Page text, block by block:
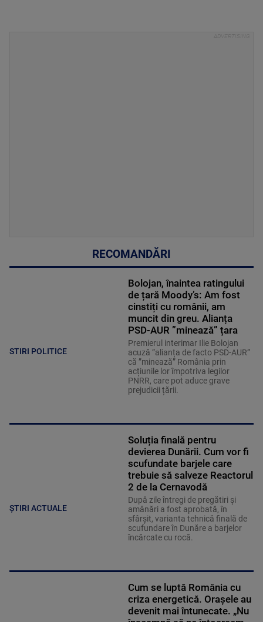
RECOMANDĂRI
STIRI POLITICE
Bolojan, înaintea ratingului
de țară Moody’s: Am fost
cinstiți cu românii, am
muncit din greu. Alianța
PSD-AUR ”minează” țara
Premierul interimar Ilie Bolojan
acuză ”alianța de facto PSD-AUR”
că ”minează” România prin
acțiunile lor împotriva legilor
PNRR, care pot aduce grave
prejudicii țării.
ȘTIRI ACTUALE
Soluția finală pentru
devierea Dunării. Cum vor fi
scufundate barjele care
trebuie să salveze Reactorul
2 de la Cernavodă
După zile întregi de pregătiri și
amânări a fost aprobată, în
sfârșit, varianta tehnică finală de
scufundare în Dunăre a barjelor
încărcate cu rocă.
Cum se luptă România cu
criza energetică. Orașele au
devenit mai întunecate. „Nu